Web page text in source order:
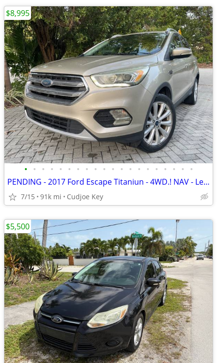
• • • • • • • • • • • • • • • • • • • •
PENDING - 2017 Ford Escape Titaniun - 4WD.! NAV - Leather - Pristine
7/15 91k mi Cudjoe Key
$8,995
$5,500